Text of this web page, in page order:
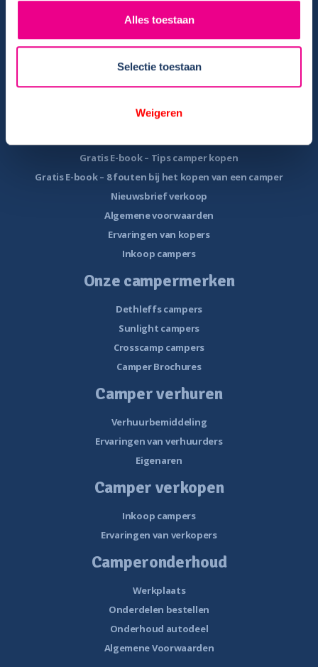
Alles toestaan
Selectie toestaan
Weigeren
Instructievideo
Reisinformatie
Veelgestelde vragen
Veel voorkomende storingen onderweg
Camper te koop
Gratis E-book – Tips camper kopen
Gratis E-book – 8 fouten bij het kopen van een camper
Nieuwsbrief verkoop
Algemene voorwaarden
Ervaringen van kopers
Inkoop campers
Onze campermerken
Dethleffs campers
Sunlight campers
Crosscamp campers
Camper Brochures
Camper verhuren
Verhuurbemiddeling
Ervaringen van verhuurders
Eigenaren
Camper verkopen
Inkoop campers
Ervaringen van verkopers
Camperonderhoud
Werkplaats
Onderdelen bestellen
Onderhoud autodeel
Algemene Voorwaarden